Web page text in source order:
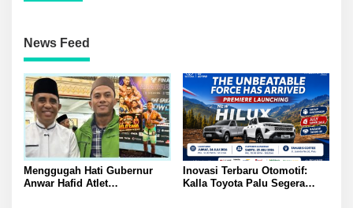
News Feed
Menggugah Hati Gubernur
Anwar Hafid Atlet
Inovasi Terbaru Otomotif:
Kalla Toyota Palu Segera